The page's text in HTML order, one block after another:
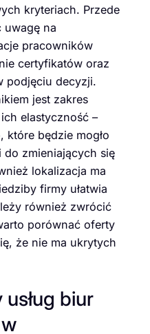
kryteriach. Przede
uwagę na
pracowników
certyfikatów oraz
podjęciu decyzji.
jest zakres
elastyczność –
będzie mogło
do zmieniających się
lokalizacja ma
firmy ułatwia
również zwrócić
porównać oferty
że nie ma ukrytych
biur